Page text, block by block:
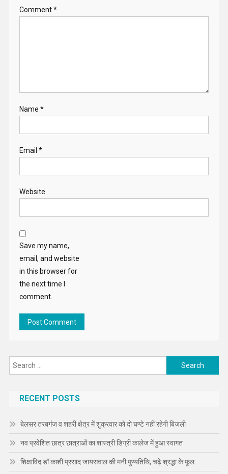
Comment*
Name *
Email *
Website
Save my name,
email, and website
in this browser for
the next time I
comment.
Search
for:
RECENT POSTS
बेलसर तरबगंज व शहरी क्षेत्र में शुक्रवार को दो घण्टे नहीं रहेगी बिजली
नव प्रवेशित छात्र छात्राओं का शास्त्री डिग्री कालेज में हुआ स्वागत
शिक्षाविद डॉ काशी प्रसाद जायसवाल की मनी पुण्यतिथि, चढ़े श्रद्धा के फूल